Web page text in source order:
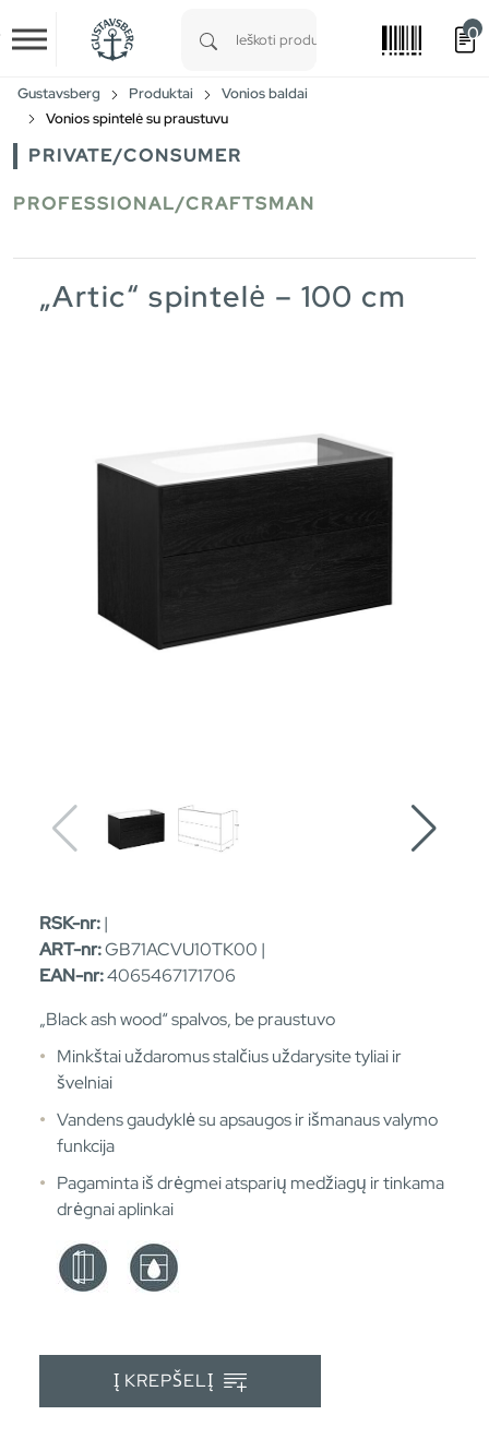
Skip to main content
0
Gustavsberg Produktai
Vonios baldai
Vonios spintelė su praustuvu
PRIVATE/CONSUMER
PROFESSIONAL/CRAFTSMAN
„Artic“ spintelė – 100 cm
RSK-nr:|
ART-nr:GB71ACVU10TK00 |
EAN-nr:4065467171706
„Black ash wood“ spalvos, be praustuvo
Minkštai uždaromus stalčius uždarysite tyliai ir
švelniai
Vandens gaudyklė su apsaugos ir išmanaus valymo
funkcija
Pagaminta iš drėgmei atsparių medžiagų ir tinkama
drėgnai aplinkai
Į KREPŠELĮ